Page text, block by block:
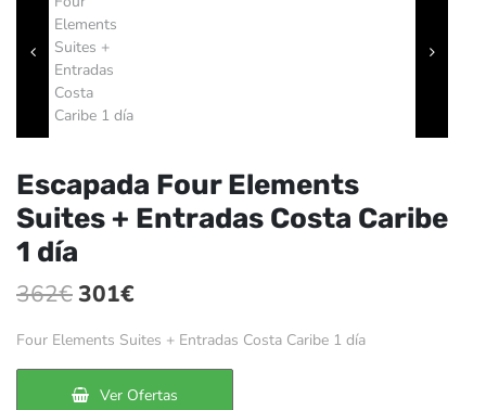
Escapada Four Elements
Suites + Entradas Costa Caribe
1 día
362€ El
precio
era:
301€
precio
es:
Four Elements Suites + Entradas Costa Caribe 1 día
Ver Ofertas